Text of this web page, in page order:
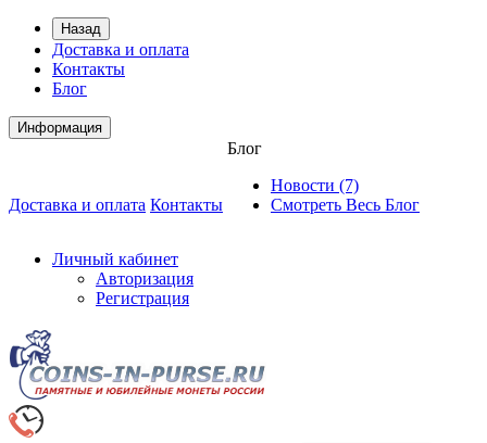
Назад
Доставка и оплата
Контакты
Блог
Информация
Доставка и оплата Контакты
Блог
Новости (7)
Смотреть Весь Блог
Личный кабинет
Авторизация
Регистрация